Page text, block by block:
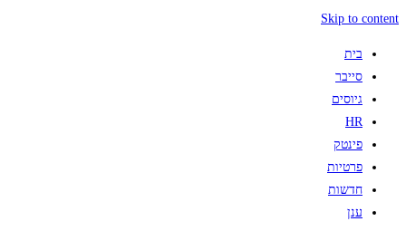
Skip to content
בית
סייבר
גיוסים
HR
פינטק
פרטיות
חדשות
ענן